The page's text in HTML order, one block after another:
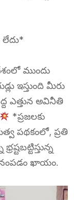
ముందు
ఇస్తుంది మీరు
ఎత్తున అవినీతి
*ప్రజలకు
పథకంలో, ప్రతి
ఖాయం.